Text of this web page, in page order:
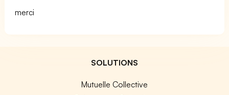
merci
SOLUTIONS
Mutuelle Collective